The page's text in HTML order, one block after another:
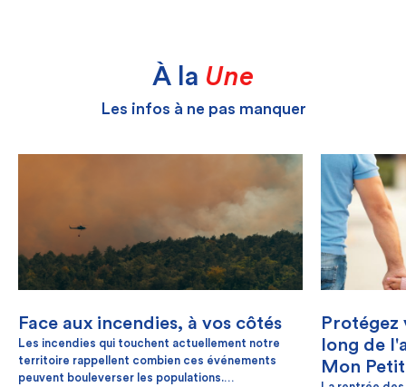
À la Une
Les infos à ne pas manquer
Face aux incendies, à vos côtés
Les incendies qui touchent actuellement notre
territoire rappellent combien ces événements
peuvent bouleverser les populations.
long de
Mon